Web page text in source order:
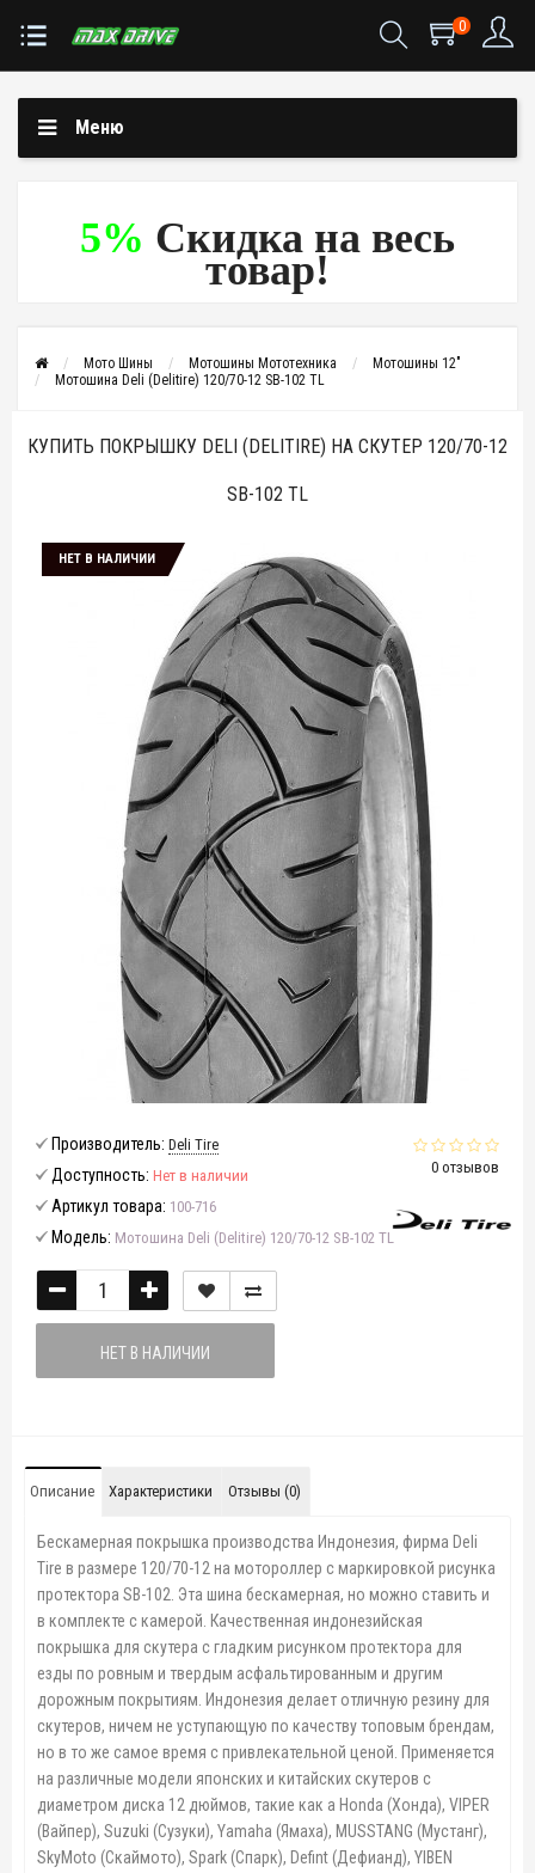
0
Меню
5% Скидка на весь
товар!
Мото Шины Мотошины Мототехника
Мотошины 12"
Мотошина Deli (Delitire) 120/70-12 SB-102 TL
КУПИТЬ ПОКРЫШКУ DELI (DELITIRE) НА СКУТЕР 120/70-12
SB-102 TL
НЕТ В НАЛИЧИИ
0 отзывов
Производитель: Deli Tire
Доступность: Нет в наличии
Артикул товара: 100-716
Модель: Мотошина Deli (Delitire) 120/70-12 SB-102 TL
НЕТ В НАЛИЧИИ
Описание Характеристики Отзывы (0)
Бескамерная покрышка производства Индонезия, фирма Deli
Tire в размере 120/70-12 на мотороллер с маркировкой рисунка
протектора SB-102. Эта шина бескамерная, но можно ставить и
в комплекте с камерой. Качественная индонезийская
покрышка для скутера с гладким рисунком протектора для
езды по ровным и твердым асфальтированным и другим
дорожным покрытиям. Индонезия делает отличную резину для
скутеров, ничем не уступающую по качеству топовым брендам,
но в то же самое время с привлекательной ценой. Применяется
на различные модели японских и китайских скутеров с
диаметром диска 12 дюймов, такие как а Honda (Хонда), VIPER
(Вайпер), Suzuki (Сузуки), Yamaha (Ямаха), MUSSTANG (Мустанг),
SkyMoto (Скаймото), Spark (Спарк), Defint (Дефианд), YIBEN